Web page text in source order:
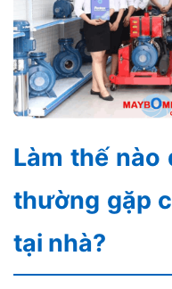
Làm thế
thường gặp
tại nhà?